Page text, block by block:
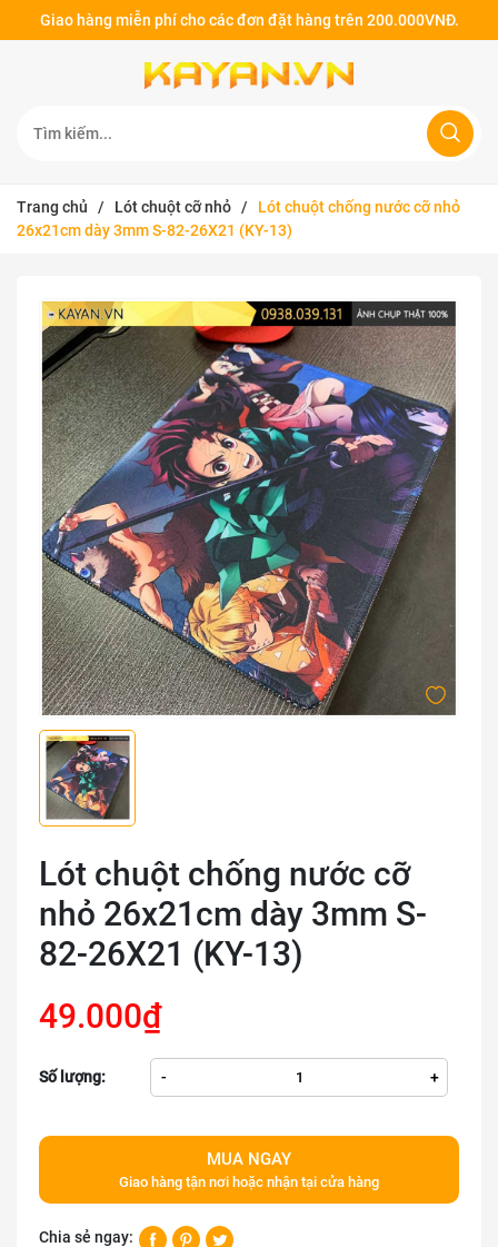
Giao hàng miễn phí cho các đơn đặt hàng trên 200.000VNĐ.
Trang chủ / Lót chuột cỡ nhỏ /
Lót chuột chống nước cỡ nhỏ
26x21cm dày 3mm S-82-26X21 (KY-13)
Lót chuột chống nước cỡ
nhỏ 26x21cm dày 3mm S-
82-26X21 (KY-13)
49.000₫
Số lượng: - +
MUA NGAY
Giao hàng tận nơi hoặc nhận tại cửa hàng
Chia sẻ ngay: